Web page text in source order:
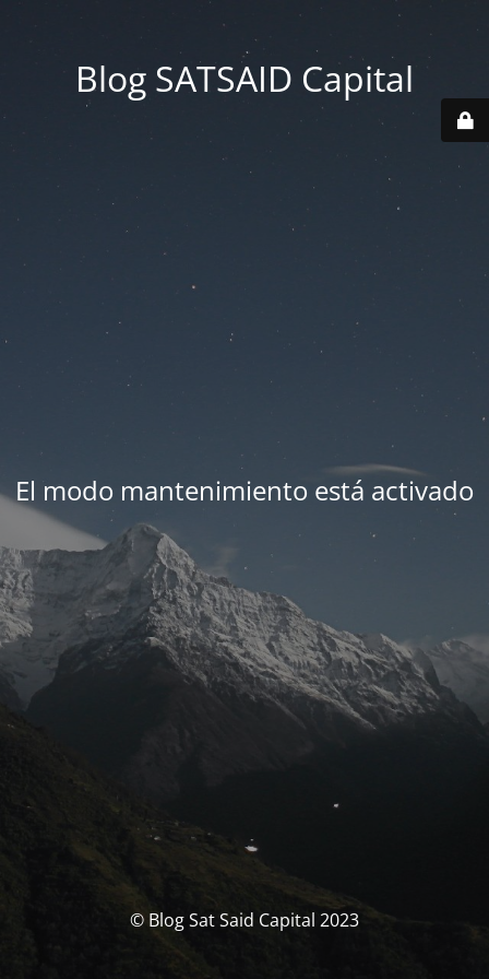
Blog SATSAID Capital
El modo mantenimiento está activado
© Blog Sat Said Capital 2023